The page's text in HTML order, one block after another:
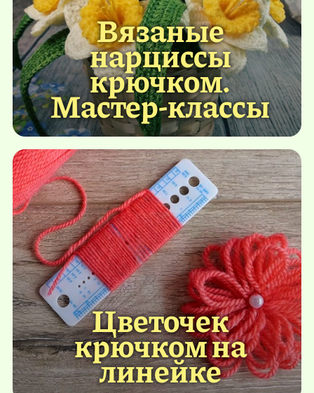
Вязаные
нарциссы
крючком.
Мастер-классы
Цветочек
крючком на
линейке